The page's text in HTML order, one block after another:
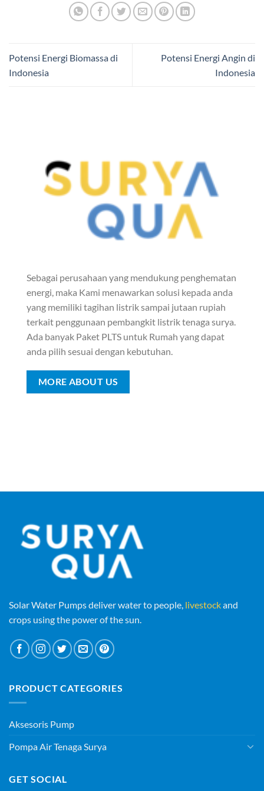
Potensi Energi Biomassa di
Indonesia
Potensi Energi Angin di
Indonesia
Sebagai perusahaan yang mendukung penghematan
energi, maka Kami menawarkan solusi kepada anda
yang memiliki tagihan listrik sampai jutaan rupiah
terkait penggunaan pembangkit listrik tenaga surya.
Ada banyak Paket PLTS untuk Rumah yang dapat
anda pilih sesuai dengan kebutuhan.
MORE ABOUT US
Solar Water Pumps deliver water to people, livestockand
crops using the power of the sun.
PRODUCT CATEGORIES
Aksesoris Pump
Pompa Air Tenaga Surya
GET SOCIAL